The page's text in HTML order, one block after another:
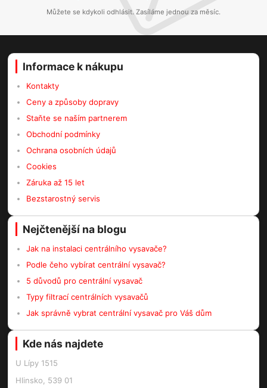
Můžete se kdykoli odhlásit. Zasíláme jednou za měsíc.
Informace k nákupu
Kontakty
Ceny a způsoby dopravy
Staňte se naším partnerem
Obchodní podmínky
Ochrana osobních údajů
Cookies
Záruka až 15 let
Bezstarostný servis
Nejčtenější na blogu
Jak na instalaci centrálního vysavače?
Podle čeho vybírat centrální vysavač?
5 důvodů pro centrální vysavač
Typy filtrací centrálních vysavačů
Jak správně vybrat centrální vysavač pro Váš dům
Kde nás najdete
U Lípy 1515
Hlinsko, 539 01